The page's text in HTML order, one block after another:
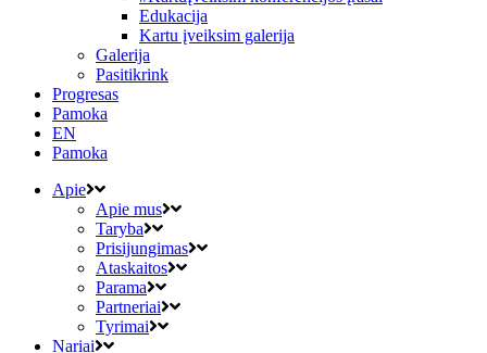
Edukacija
Kartu įveiksim galerija
Galerija
Pasitikrink
Progresas
Pamoka
EN
Pamoka
Apie
Apie mus
Taryba
Prisijungimas
Ataskaitos
Parama
Partneriai
Tyrimai
Nariai